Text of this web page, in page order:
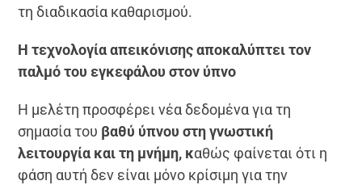
τη διαδικασία καθαρισμού.
Η τεχνολογία απεικόνισης αποκαλύπτει τον
παλμό του εγκεφάλου στον ύπνο
Η μελέτη προσφέρει νέα δεδομένα για τη
σημασία του βαθύ ύπνου στη γνωστική
λειτουργία και τη μνήμη, καθώς φαίνεται ότι η
φάση αυτή δεν είναι μόνο κρίσιμη για την